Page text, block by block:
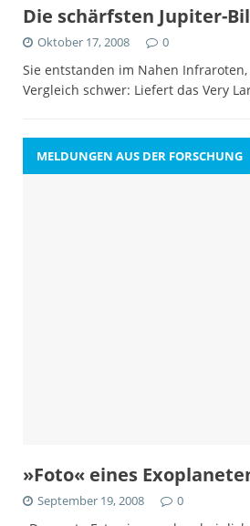
Die schärfsten Jupiter-
Oktober 17, 2008 0
Sie entstanden im Nahen
Vergleich schwer: Liefert das Very
MELDUNGEN AUS DER FORSCHUNG
»Foto« eines
September 19, 2008 0